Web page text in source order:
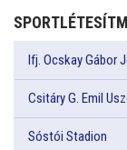
Ifj. Ocskay Gábor
Csitáry G. Emil
Sóstói Stadion